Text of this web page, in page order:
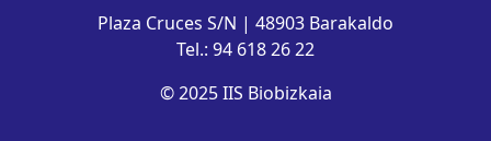
Plaza Cruces S/N | 48903 Barakaldo
Tel.: 94 618 26 22
© 2025 IIS Biobizkaia